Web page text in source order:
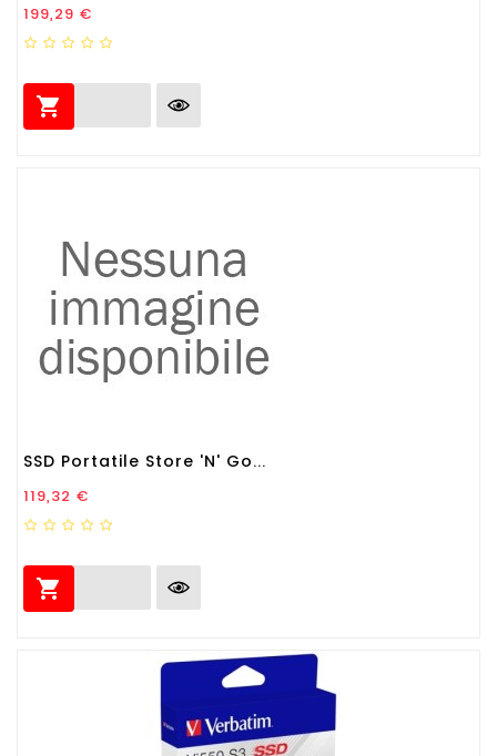
Prezzo
199,29 €

SSD Portatile Store 'N' Go...
Prezzo
119,32 €
